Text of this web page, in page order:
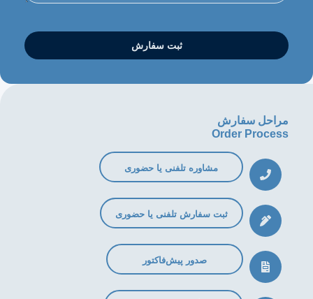
ثبت سفارش
سفارش
Order
مشاوره تلفنی یا حضوری
ثبت سفارش تلفنی یا حضوری
صدور پیش‌فاکتور